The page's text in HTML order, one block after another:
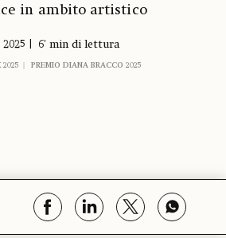
in ambito artistico
6' min di lettura
2025 PREMIO DIANA BRACCO 2025